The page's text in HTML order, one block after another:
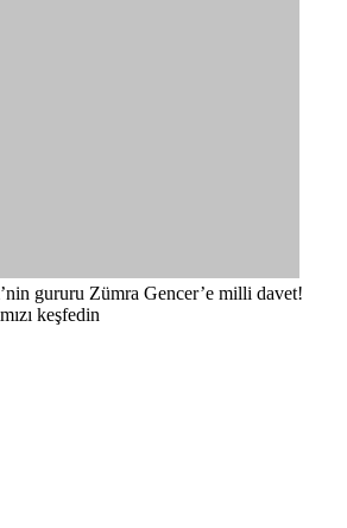
gururu Zümra Gencer’e milli davet!
keşfedin